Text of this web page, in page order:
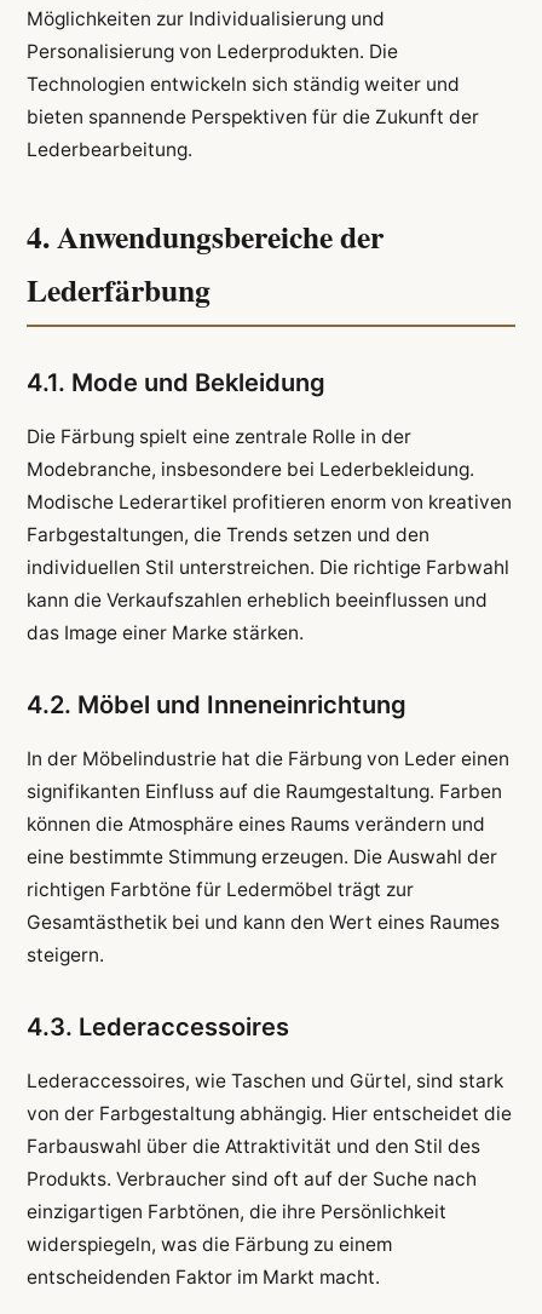
Möglichkeiten zur Individualisierung und
Personalisierung von Lederprodukten. Die
Technologien entwickeln sich ständig weiter und
bieten spannende Perspektiven für die Zukunft der
Lederbearbeitung.
4. Anwendungsbereiche der
Lederfärbung
4.1. Mode und Bekleidung
Die Färbung spielt eine zentrale Rolle in der
Modebranche, insbesondere bei Lederbekleidung.
Modische Lederartikel profitieren enorm von kreativen
Farbgestaltungen, die Trends setzen und den
individuellen Stil unterstreichen. Die richtige Farbwahl
kann die Verkaufszahlen erheblich beeinflussen und
das Image einer Marke stärken.
4.2. Möbel und Inneneinrichtung
In der Möbelindustrie hat die Färbung von Leder einen
signifikanten Einfluss auf die Raumgestaltung. Farben
können die Atmosphäre eines Raums verändern und
eine bestimmte Stimmung erzeugen. Die Auswahl der
richtigen Farbtöne für Ledermöbel trägt zur
Gesamtästhetik bei und kann den Wert eines Raumes
steigern.
4.3. Lederaccessoires
Lederaccessoires, wie Taschen und Gürtel, sind stark
von der Farbgestaltung abhängig. Hier entscheidet die
Farbauswahl über die Attraktivität und den Stil des
Produkts. Verbraucher sind oft auf der Suche nach
einzigartigen Farbtönen, die ihre Persönlichkeit
widerspiegeln, was die Färbung zu einem
entscheidenden Faktor im Markt macht.